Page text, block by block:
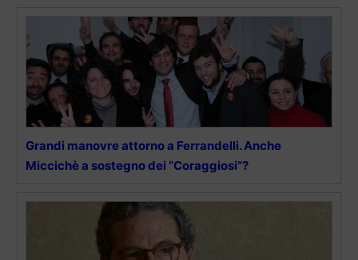
Grandi manovre attorno a Ferrandelli. Anche
Miccichè a sostegno dei “Coraggiosi”?